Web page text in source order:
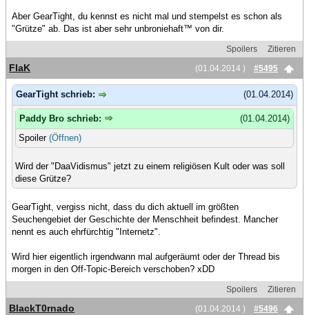
Aber GearTight, du kennst es nicht mal und stempelst es schon als
"Grütze" ab. Das ist aber sehr unbroniehaft™ von dir.
Spoilers
Zitieren
(01.04.2014 )
#5495
FlaK
(01.04.2014)
GearTight schrieb:
(01.04.2014)
Paddy Bro schrieb:
Spoiler (Öffnen)
Wird der "DaaVidismus" jetzt zu einem religiösen Kult oder was soll
diese Grütze?
GearTight, vergiss nicht, dass du dich aktuell im größten
Seuchengebiet der Geschichte der Menschheit befindest. Mancher
nennt es auch ehrfürchtig "Internetz".
Wird hier eigentlich irgendwann mal aufgeräumt oder der Thread bis
morgen in den Off-Topic-Bereich verschoben? xDD
Spoilers
Zitieren
(01.04.2014 )
#5496
BlackT0rnado